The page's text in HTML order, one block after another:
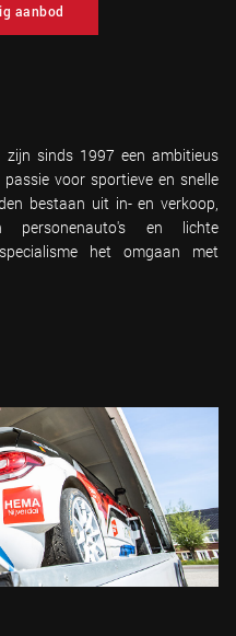
aanbod
sinds 1997 een ambitieus
voor sportieve en snelle
bestaan uit in- en verkoop,
personenauto's en lichte
het omgaan met